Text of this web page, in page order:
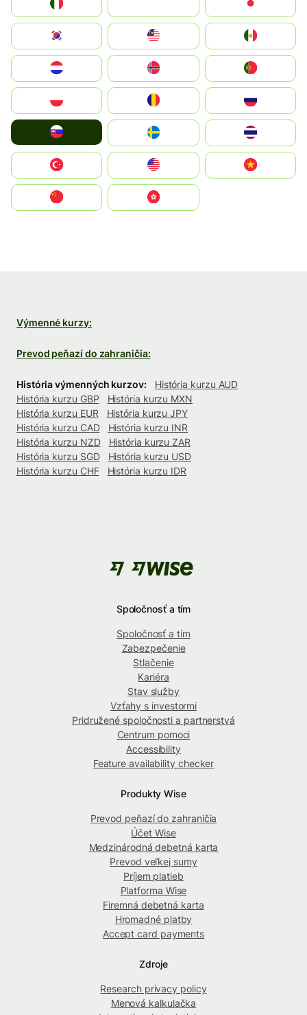
South Korea
United States
中國香港特別行政區
Výmenné kurzy:
Prevod peňazí do zahraničia:
História výmenných kurzov:
História kurzu AUD
História kurzu GBP
História kurzu MXN
História kurzu EUR
História kurzu JPY
História kurzu CAD
História kurzu INR
História kurzu NZD
História kurzu ZAR
História kurzu SGD
História kurzu USD
História kurzu CHF
História kurzu IDR
Spoločnosť a tím
Spoločnosť a tím
Zabezpečenie
Stlačenie
Kariéra
Stav služby
Vzťahy s investormi
Pridružené spoločnosti a partnerstvá
Centrum pomoci
Accessibility
Feature availability checker
Produkty Wise
Prevod peňazí do zahraničia
Účet Wise
Medzinárodná debetná karta
Prevod veľkej sumy
Príjem platieb
Platforma Wise
Firemná debetná karta
Hromadné platby
Accept card payments
Zdroje
Research privacy policy
Menová kalkulačka